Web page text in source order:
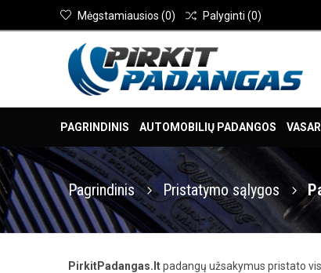
Mėgstamiausios (0) Palyginti (0)
PAGRINDINIS AUTOMOBILIŲ PADANGOS
Pagrindinis Pristatymo sąlygos
PirkitPadangas.ltpadangų užsakymus pristato